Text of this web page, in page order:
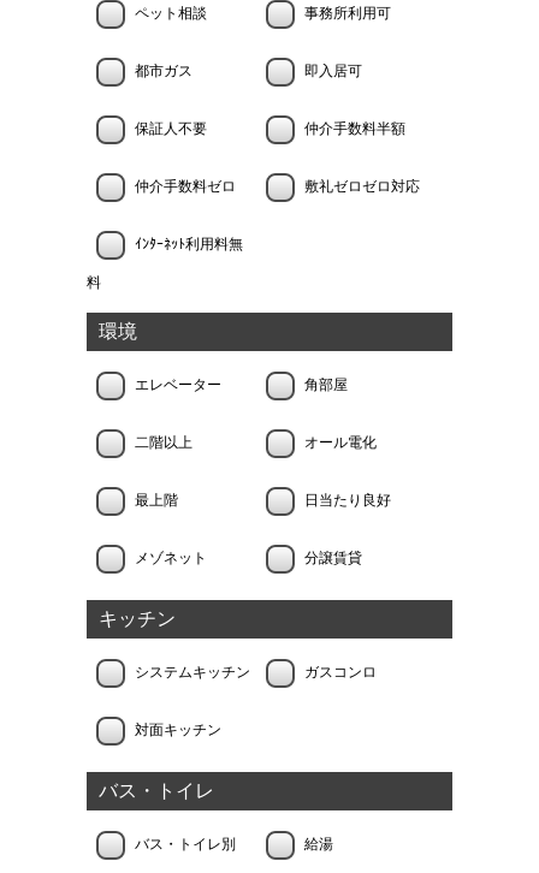
ペット相談 事務所利用可
都市ガス 即入居可
保証人不要 仲介手数料半額
仲介手数料ゼロ 敷礼ゼロゼロ対応
ｲﾝﾀｰﾈｯﾄ利用料無
料
環境
エレベーター 角部屋
二階以上 オール電化
最上階 日当たり良好
メゾネット 分譲賃貸
キッチン
システムキッチン ガスコンロ
対面キッチン
バス・トイレ
バス・トイレ別 給湯